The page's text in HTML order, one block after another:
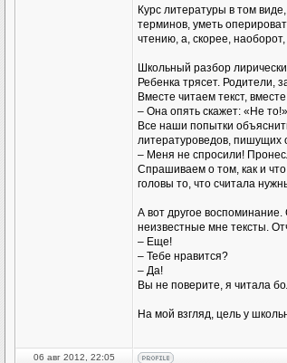
Курс литературы в том
терминов, уметь
чтению, а, скорее,
Школьный разбор
Ребенка трясет. Родители,
Вместе читаем текст,
– Она опять скажет: «Не то!»
Все наши попытки
литературоведов, пишущих
– Меня не спросили!
Спрашиваем о том, как и что
головы то, что считала
А вот другое
неизвестные мне тексты.
– Еще!
– Тебе нравится?
– Да!
Вы не поверите, я читала
На мой взгляд, цель у
06 авг 2012, 22:05